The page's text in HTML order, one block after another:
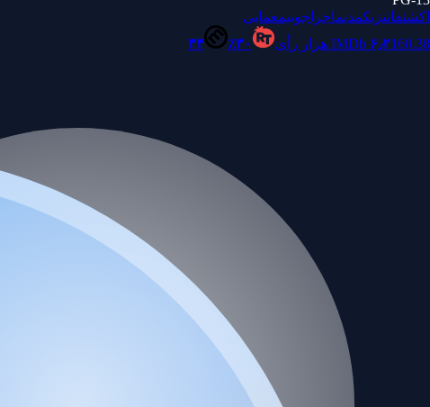
اکشنفانتزیکمدیماجراجوییمعمایی
IMDb ۶٫۲160.38 هزار رأی ۳۰٪ ۳۴